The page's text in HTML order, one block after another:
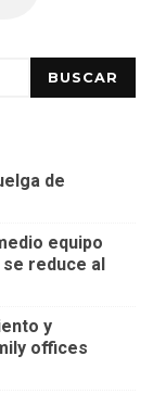
BUSCAR
de
equipo
reduce al
y
offices